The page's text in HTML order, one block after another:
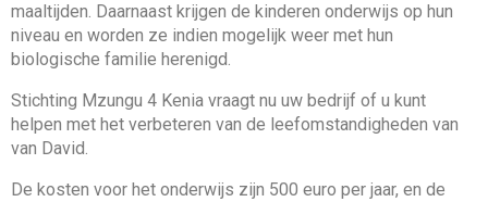
maaltijden. Daarnaast krijgen de kinderen onderwijs op hun
niveau en worden ze indien mogelijk weer met hun
biologische familie herenigd.
Stichting Mzungu 4 Kenia vraagt nu uw bedrijf of u kunt
helpen met het verbeteren van de leefomstandigheden van
van David.
De kosten voor het onderwijs zijn 500 euro per jaar, en de